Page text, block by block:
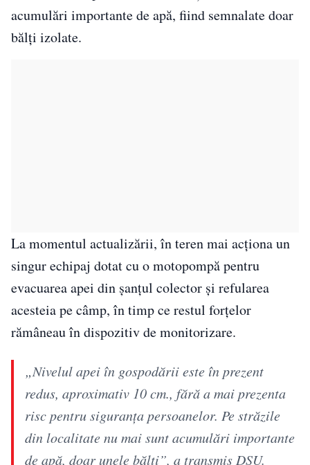
acumulări importante de apă, fiind semnalate doar
bălți izolate.
La momentul actualizării, în teren mai acționa un
singur echipaj dotat cu o motopompă pentru
evacuarea apei din șanțul colector și refularea
acesteia pe câmp, în timp ce restul forțelor
rămâneau în dispozitiv de monitorizare.
„Nivelul apei în gospodării este în prezent
redus, aproximativ 10 cm., fără a mai prezenta
risc pentru siguranța persoanelor. Pe străzile
din localitate nu mai sunt acumulări importante
de apă, doar unele bălți”, a transmis DSU.